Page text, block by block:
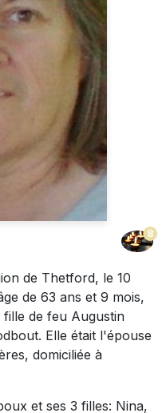
8
de Thetford, le 10
de 63 ans et 9 mois,
de feu Augustin
Elle était l'épouse
domiciliée à
et ses 3 filles: Nina,